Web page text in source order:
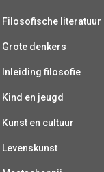
Filosofische literatuur
Grote denkers
Inleiding filosofie
Kind en jeugd
Kunst en cultuur
Levenskunst